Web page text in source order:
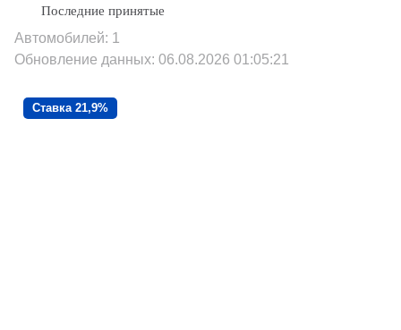
Автомобилей: 1
Обновление данных: 06.08.2026 01:05:21
Ставка 21,9%